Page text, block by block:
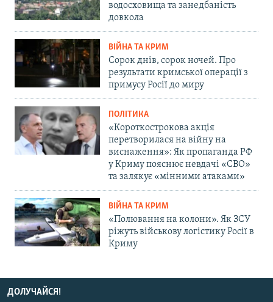
водосховища та занедбаність
довкола
ВІЙНА ТА КРИМ
Сорок днів, сорок ночей. Про
результати кримської операції з
примусу Росії до миру
ПОЛІТИКА
«Короткострокова акція
перетворилася на війну на
виснаження»: Як пропаганда РФ
у Криму пояснює невдачі «СВО»
та залякує «мінними атаками»
ВІЙНА ТА КРИМ
«Полювання на колони». Як ЗСУ
ріжуть військову логістику Росії в
Криму
ДОЛУЧАЙСЯ!